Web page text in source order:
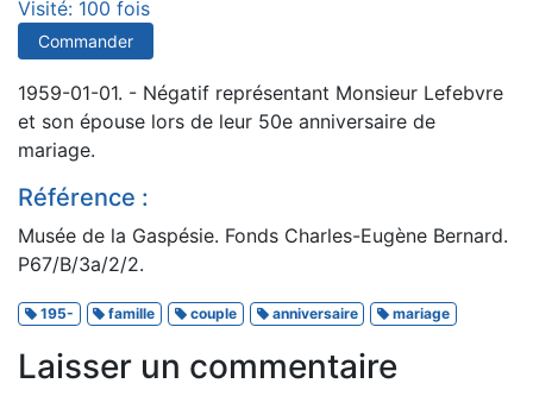
Visité: 100 fois
Commander
1959-01-01. - Négatif représentant Monsieur Lefebvre
et son épouse lors de leur 50e anniversaire de
mariage.
Référence :
Musée de la Gaspésie. Fonds Charles-Eugène Bernard.
P67/B/3a/2/2.
195- famille couple anniversaire mariage
Laisser un commentaire